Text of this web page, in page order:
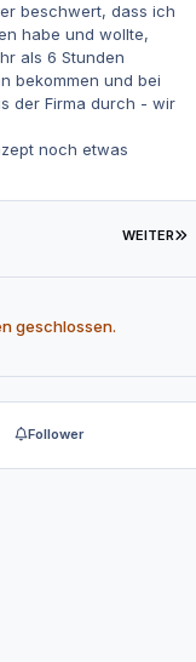
beschwert, dass ich
habe und wollte,
als 6 Stunden
bekommen und bei
der Firma durch - wir
noch etwas
WEITER
geschlossen.
Follower